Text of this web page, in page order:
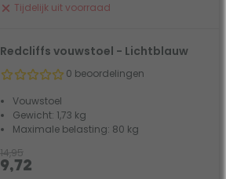
Tijdelijk uit voorraad
Redcliffs vouwstoel - Lichtblauw
0 beoordelingen
Vouwstoel
Gewicht: 1,73 kg
Maximale belasting: 80 kg
14,95
9,72